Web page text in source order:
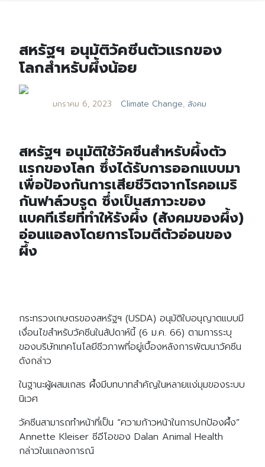
สหรัฐฯ อนุมัติวัคซีนตัวแรกของ
โลกสำหรับผึ้งน้อย
มกราคม 6, 2023 Climate Change, สังคม
สหรัฐฯ อนุมัติใช้วัคซีนสำหรับผึ้งตัว
แรกของโลก ซึ่งได้รับการออกแบบมา
เพื่อป้องกันการเสียชีวิตจากโรคอเมริ
กันฟาล์วบรูด ซึ่งเป็นสภาวะของ
แบคทีเรียที่ทำให้รังผึ้ง (สังคมของผึ้ง)
อ่อนแอลงโดยการโจมตีตัวอ่อนของ
ผึ้ง
กระทรวงเกษตรของสหรัฐฯ (USDA) อนุมัติใบอนุญาตแบบมี
เงื่อนไขสำหรับวัคซีนในสัปดาห์นี้ (6 ม.ค. 66) ตามการระบุ
ของบริษัทเทคโนโลยีชีวภาพที่อยู่เบื้องหลังการพัฒนาวัคซีน
ดังกล่าว
ในฐานะผู้ผสมเกสร ผึ้งมีบทบาทสำคัญในหลายแง่มุมของระบบ
นิเวศ
วัคซีนสามารถทำหน้าที่เป็น “ความก้าวหน้าในการปกป้องผึ้ง”
Annette Kleiser ซีอีโอของ Dalan Animal Health
กล่าวในแถลงการณ์